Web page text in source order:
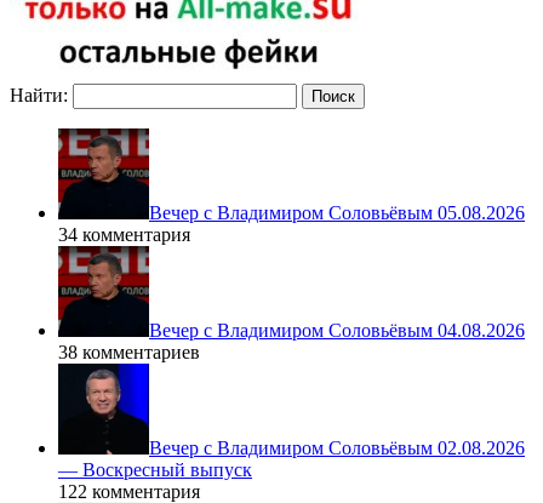
Найти:
Вечер с Владимиром Соловьёвым 05.08.2026
34 комментария
Вечер с Владимиром Соловьёвым 04.08.2026
38 комментариев
Вечер с Владимиром Соловьёвым 02.08.2026
— Воскресный выпуск
122 комментария